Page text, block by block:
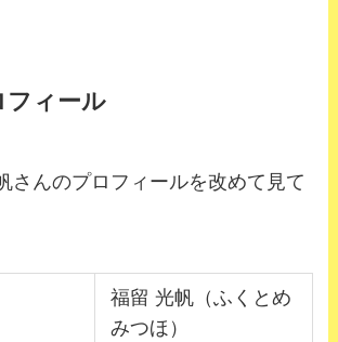
フィール
さんのプロフィールを改めて見て
福留 光帆（ふくとめ
みつほ）